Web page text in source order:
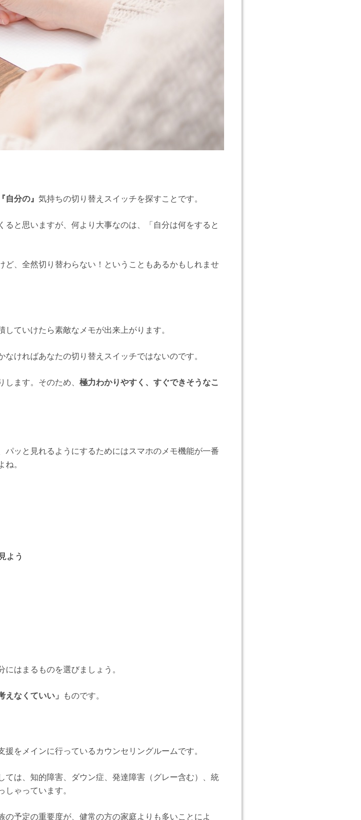
『自分の』 気持ちの切り替えスイッチを探すことです。
ると思いますが、何より大事なのは、「自分は何をすると
、全然切り替わらない！ということもあるかもしれませ
ていけたら素敵なメモが出来上がります。
ければあなたの切り替えスイッチではないのです。
ます。そのため、 極力わかりやすく、すぐできそうなこ
ッと見れるようにするためにはスマホのメモ機能が一番
ね。
よう
はまるものを選びましょう。
えなくていい」 ものです。
をメインに行っているカウンセリングルームです。
は、知的障害、ダウン症、発達障害（グレー含む）、統
ゃっています。
予定の重要度が、健常の方の家庭よりも多いことによ